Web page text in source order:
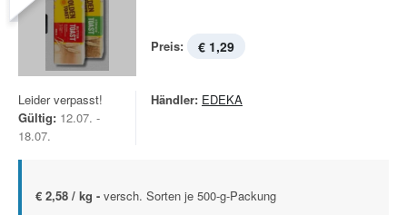
Preis: € 1,29
Leider verpasst!
Gültig: 12.07. -
18.07.
Händler: EDEKA
€ 2,58 / kg - versch. Sorten je 500-g-Packung